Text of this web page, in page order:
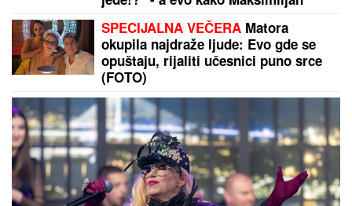
Vučić u Palati Srbija ugostio učesnike kampa "Srbija
te zove 2026"